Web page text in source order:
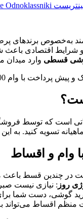
Odnoklassniki
به‌خصوص برندهای
و شرایط اقتصادی
قسطی وارد میدان
است که توسط
تسویه کنید. به
وام و اقساط
در چندین قسط باعث
روز : نیازی نیست
گوشی، دست شما
منظم اقساط می‌تواند